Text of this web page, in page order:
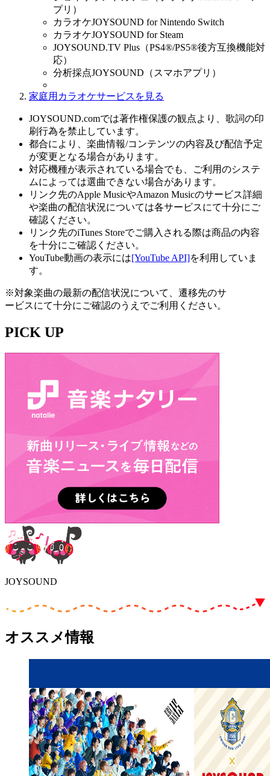
プリ）
カラオケJOYSOUND for Nintendo Switch
カラオケJOYSOUND for Steam
JOYSOUND.TV Plus（PS4®/PS5®後方互換機能対
応）
分析採点JOYSOUND（スマホアプリ）
家庭用カラオケサービスを見る
JOYSOUND.comでは著作権保護の観点より、歌詞の印
刷行為を禁止しています。
都合により、楽曲情報/コンテンツの内容及び配信予定
が変更となる場合があります。
対応機種が表示されている場合でも、ご利用のシステ
ムによっては選曲できない場合があります。
リンク先のApple MusicやAmazon Musicのサービス詳細
や楽曲の配信状況については各サービスにて十分にご
確認ください。
リンク先のiTunes Storeでご購入される際は商品の内容
を十分にご確認ください。
YouTube動画の表示には[YouTube API]を利用していま
す。
※対象楽曲の最新の配信状況について、遷移先のサ
ービスにて十分にご確認のうえでご利用ください。
PICK UP
JOYSOUND
オススメ情報